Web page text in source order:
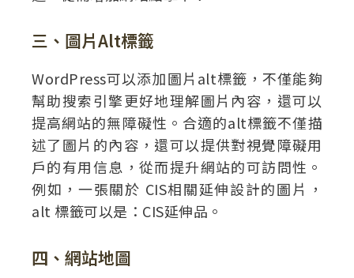
三、圖片Alt標籤
WordPress可以添加圖片alt標籤，不僅能夠
幫助搜索引擎更好地理解圖片內容，還可以
提高網站的無障礙性。合適的alt標籤不僅描
述了圖片的內容，還可以提供對視覺障礙用
戶的有用信息，從而提升網站的可訪問性。
例如，一張關於 CIS相關延伸設計的圖片，
alt 標籤可以是：CIS延伸品。
四、網站地圖